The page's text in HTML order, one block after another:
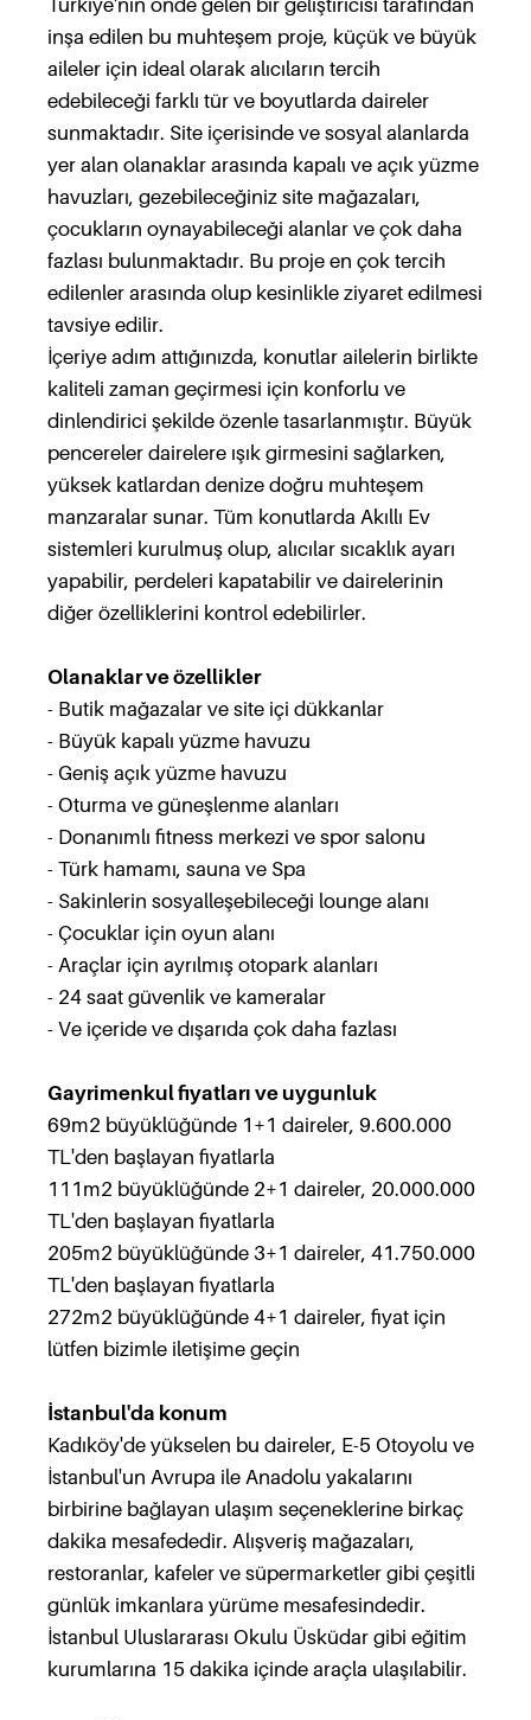
Türkiye'nin önde gelen bir geliştiricisi tarafından
inşa edilen bu muhteşem proje, küçük ve büyük
aileler için ideal olarak alıcıların tercih
edebileceği farklı tür ve boyutlarda daireler
sunmaktadır. Site içerisinde ve sosyal alanlarda
yer alan olanaklar arasında kapalı ve açık yüzme
havuzları, gezebileceğiniz site mağazaları,
çocukların oynayabileceği alanlar ve çok daha
fazlası bulunmaktadır. Bu proje en çok tercih
edilenler arasında olup kesinlikle ziyaret edilmesi
tavsiye edilir.
İçeriye adım attığınızda, konutlar ailelerin birlikte
kaliteli zaman geçirmesi için konforlu ve
dinlendirici şekilde özenle tasarlanmıştır. Büyük
pencereler dairelere ışık girmesini sağlarken,
yüksek katlardan denize doğru muhteşem
manzaralar sunar. Tüm konutlarda Akıllı Ev
sistemleri kurulmuş olup, alıcılar sıcaklık ayarı
yapabilir, perdeleri kapatabilir ve dairelerinin
diğer özelliklerini kontrol edebilirler.
Olanaklar ve özellikler
- Butik mağazalar ve site içi dükkanlar
- Büyük kapalı yüzme havuzu
- Geniş açık yüzme havuzu
- Oturma ve güneşlenme alanları
- Donanımlı fitness merkezi ve spor salonu
- Türk hamamı, sauna ve Spa
- Sakinlerin sosyalleşebileceği lounge alanı
- Çocuklar için oyun alanı
- Araçlar için ayrılmış otopark alanları
- 24 saat güvenlik ve kameralar
- Ve içeride ve dışarıda çok daha fazlası
Gayrimenkul fiyatları ve uygunluk
69m2 büyüklüğünde 1+1 daireler, 9.600.000
TL'den başlayan fiyatlarla
111m2 büyüklüğünde 2+1 daireler, 20.000.000
TL'den başlayan fiyatlarla
205m2 büyüklüğünde 3+1 daireler, 41.750.000
TL'den başlayan fiyatlarla
272m2 büyüklüğünde 4+1 daireler, fiyat için
lütfen bizimle iletişime geçin
İstanbul'da konum
Kadıköy'de yükselen bu daireler, E-5 Otoyolu ve
İstanbul'un Avrupa ile Anadolu yakalarını
birbirine bağlayan ulaşım seçeneklerine birkaç
dakika mesafededir. Alışveriş mağazaları,
restoranlar, kafeler ve süpermarketler gibi çeşitli
günlük imkanlara yürüme mesafesindedir.
İstanbul Uluslararası Okulu Üsküdar gibi eğitim
kurumlarına 15 dakika içinde araçla ulaşılabilir.